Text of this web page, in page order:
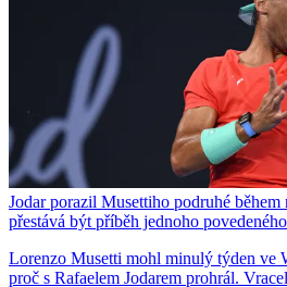
Jodar porazil Musettiho podruhé
přestává být příběh jednoho
Lorenzo Musetti mohl minulý týden ve
proč s Rafaelem Jodarem prohrál.